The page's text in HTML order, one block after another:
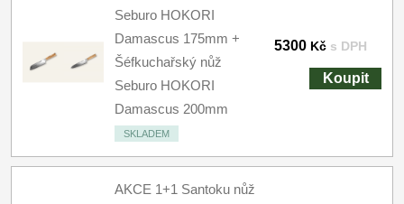
Seburo HOKORI
Damascus 175mm +
Šéfkuchařský nůž
Seburo HOKORI
Damascus 200mm
SKLADEM
5300 Kč s DPH
Koupit
AKCE 1+1 Santoku nůž